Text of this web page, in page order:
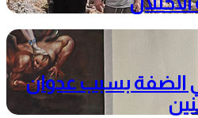
الضفة بسبب عدوان